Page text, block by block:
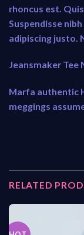
rhoncus est.
Suspendisse
adipiscing justo.
Jeansmaker Tee
Marfa authentic
meggings
RELATED